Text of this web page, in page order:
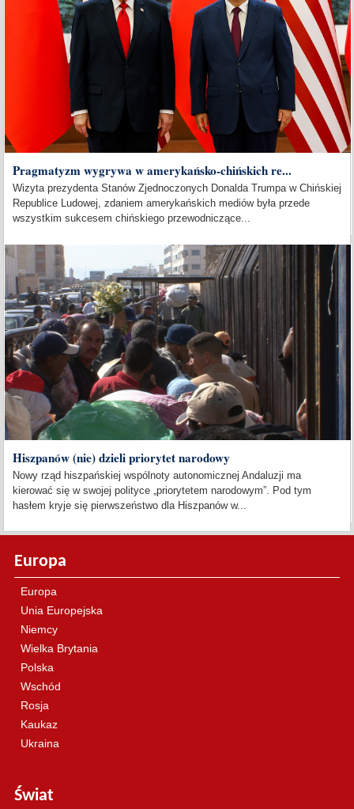
Pragmatyzm wygrywa w amerykańsko-chińskich re...
Wizyta prezydenta Stanów Zjednoczonych Donalda Trumpa w Chińskiej
Republice Ludowej, zdaniem amerykańskich mediów była przede
wszystkim sukcesem chińskiego przewodniczące...
Hiszpanów (nie) dzieli priorytet narodowy
Nowy rząd hiszpańskiej wspólnoty autonomicznej Andaluzji ma
kierować się w swojej polityce „priorytetem narodowym”. Pod tym
hasłem kryje się pierwszeństwo dla Hiszpanów w...
Europa
Europa
Unia Europejska
Niemcy
Wielka Brytania
Polska
Wschód
Rosja
Kaukaz
Ukraina
Świat